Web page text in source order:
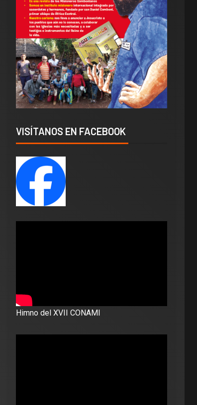
VISÍTANOS EN FACEBOOK
Himno del XVII CONAMI